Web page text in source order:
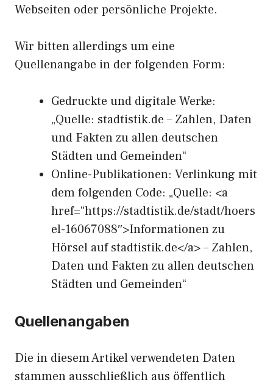
Webseiten oder persönliche Projekte.
Wir bitten allerdings um eine
Quellenangabe in der folgenden Form:
Gedruckte und digitale Werke:
„Quelle: stadtistik.de – Zahlen, Daten
und Fakten zu allen deutschen
Städten und Gemeinden“
Online-Publikationen: Verlinkung mit
dem folgenden Code: „Quelle: <a
href=“https://stadtistik.de/stadt/hoers
el-16067088″>Informationen zu
Hörsel auf stadtistik.de</a> – Zahlen,
Daten und Fakten zu allen deutschen
Städten und Gemeinden“
Quellenangaben
Die in diesem Artikel verwendeten Daten
stammen ausschließlich aus öffentlich